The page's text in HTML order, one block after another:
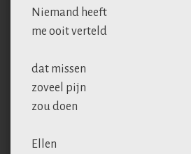
Niemand heeft
me ooit verteld
dat missen
zoveel pijn
zou doen
Ellen